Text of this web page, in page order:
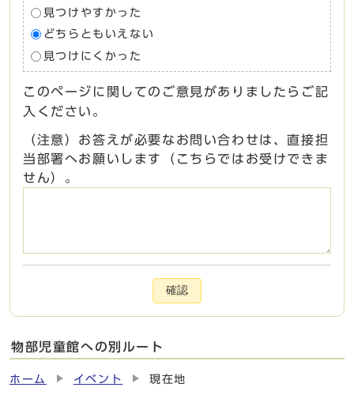
見つけやすかった
どちらともいえない
見つけにくかった
このページに関してのご意見がありましたらご記
入ください。
（注意）お答えが必要なお問い合わせは、直接担
当部署へお願いします（こちらではお受けできま
せん）。
確認
物部児童館への別ルート
ホーム イベント 現在地